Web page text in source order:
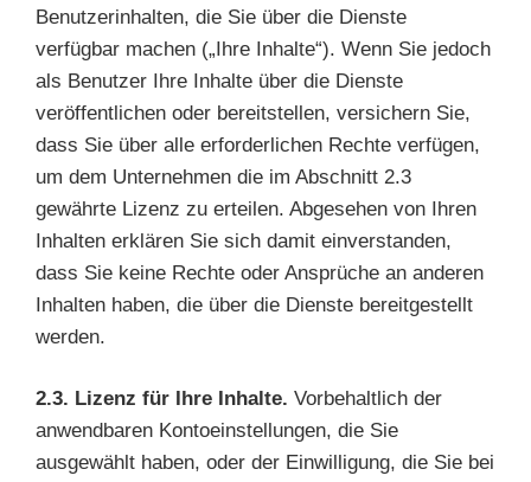
Benutzerinhalten, die Sie über die Dienste
verfügbar machen („Ihre Inhalte“). Wenn Sie jedoch
als Benutzer Ihre Inhalte über die Dienste
veröffentlichen oder bereitstellen, versichern Sie,
dass Sie über alle erforderlichen Rechte verfügen,
um dem Unternehmen die im Abschnitt 2.3
gewährte Lizenz zu erteilen. Abgesehen von Ihren
Inhalten erklären Sie sich damit einverstanden,
dass Sie keine Rechte oder Ansprüche an anderen
Inhalten haben, die über die Dienste bereitgestellt
werden.
2.3. Lizenz für Ihre Inhalte. Vorbehaltlich der
anwendbaren Kontoeinstellungen, die Sie
ausgewählt haben, oder der Einwilligung, die Sie bei